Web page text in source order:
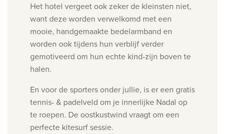
Het hotel vergeet ook zeker de kleinsten niet,
want deze worden verwelkomd met een
mooie, handgemaakte bedelarmband en
worden ook tijdens hun verblijf verder
gemotiveerd om hun echte kind-zijn boven te
halen.
En voor de sporters onder jullie, is er een gratis
tennis- & padelveld om je innerlijke Nadal op
te roepen. De oostkustwind vraagt om een
perfecte kitesurfsessie.